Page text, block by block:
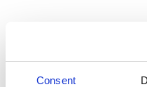
Consent
Vakre, moderne